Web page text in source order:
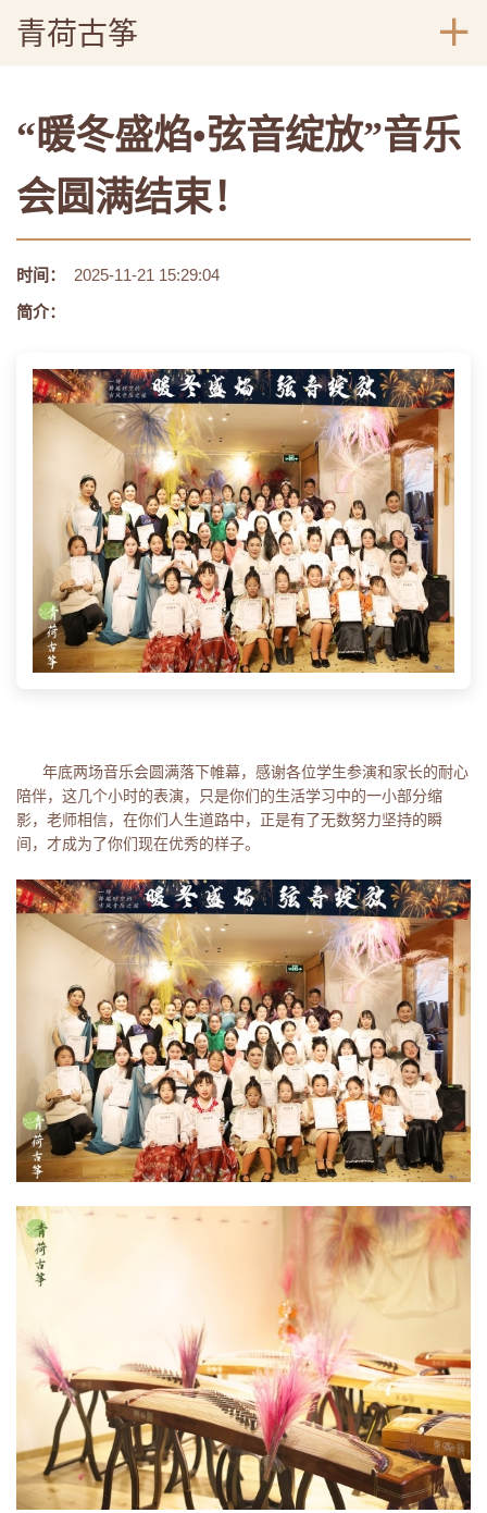
青荷古筝
“暖冬盛焰•弦音绽放”音乐
会圆满结束！
时间：
2025-11-21 15:29:04
简介：
年底两场音乐会圆满落下帷幕，感谢各位学生参演和家长的耐心
陪伴，这几个小时的表演，只是你们的生活学习中的一小部分缩
影，老师相信，在你们人生道路中，正是有了无数努力坚持的瞬
间，才成为了你们现在优秀的样子。